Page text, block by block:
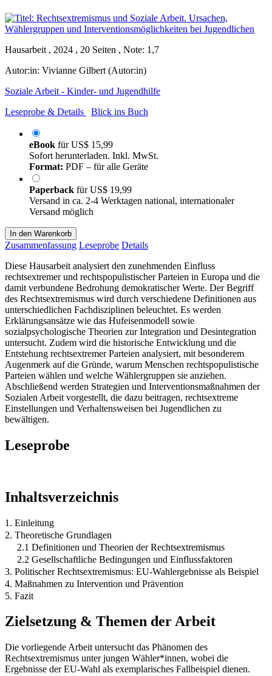
Hausarbeit , 2024 , 20 Seiten , Note: 1,7
Autor:in: Vivianne Gilbert (Autor:in)
Soziale Arbeit - Kinder- und Jugendhilfe
Leseprobe & Details
Blick ins Buch
eBook fürUS$ 15,99
Sofort herunterladen. Inkl. MwSt.
Format: PDF – für alle Geräte
Paperback fürUS$ 19,99
Versand in ca. 2-4 Werktagen national, internationaler
Versand möglich
In den Warenkorb
Zusammenfassung Leseprobe Details
Diese Hausarbeit analysiert den zunehmenden Einfluss
rechtsextremer und rechtspopulistischer Parteien in Europa und die
damit verbundene Bedrohung demokratischer Werte. Der Begriff
des Rechtsextremismus wird durch verschiedene Definitionen aus
unterschiedlichen Fachdisziplinen beleuchtet. Es werden
Erklärungsansätze wie das Hufeisenmodell sowie
sozialpsychologische Theorien zur Integration und Desintegration
untersucht. Zudem wird die historische Entwicklung und die
Entstehung rechtsextremer Parteien analysiert, mit besonderem
Augenmerk auf die Gründe, warum Menschen rechtspopulistische
Parteien wählen und welche Wählergruppen sie anziehen.
Abschließend werden Strategien und Interventionsmaßnahmen der
Sozialen Arbeit vorgestellt, die dazu beitragen, rechtsextreme
Einstellungen und Verhaltensweisen bei Jugendlichen zu
bewältigen.
Leseprobe
Inhaltsverzeichnis
1. Einleitung
2. Theoretische Grundlagen
2.1 Definitionen und Theorien der Rechtsextremismus
2.2 Gesellschaftliche Bedingungen und Einflussfaktoren
3. Politischer Rechtsextremismus: EU-Wahlergebnisse als Beispiel
4. Maßnahmen zu Intervention und Prävention
5. Fazit
Zielsetzung & Themen der Arbeit
Die vorliegende Arbeit untersucht das Phänomen des
Rechtsextremismus unter jungen Wähler*innen, wobei die
Ergebnisse der EU-Wahl als exemplarisches Fallbeispiel dienen.